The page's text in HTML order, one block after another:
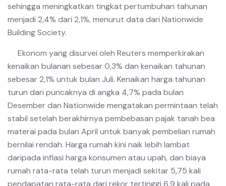
sehingga meningkatkan tingkat pertumbuhan tahunan
menjadi 2,4% dari 2,1%, menurut data dari Nationwide
Building Society.
Ekonom yang disurvei oleh Reuters memperkirakan
kenaikan bulanan sebesar 0,3% dan kenaikan tahunan
sebesar 2,1% untuk bulan Juli. Kenaikan harga tahunan
turun dari puncaknya di angka 4,7% pada bulan
Desember dan Nationwide mengatakan permintaan telah
stabil setelah berakhirnya pembebasan pajak tanah bea
materai pada bulan April untuk banyak pembelian rumah
bernilai rendah. Harga rumah kini naik lebih lambat
daripada inflasi harga konsumen atau upah, dan biaya
rumah rata-rata telah turun menjadi sekitar 5,75 kali
pendapatan rata-rata dari rekor tertinggi 6,9 kali pada